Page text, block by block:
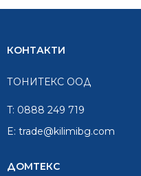
КОНТАКТИ
ТОНИТЕКС ООД
T: 0888 249 719
E: trade@kilimibg.com
ДОМТЕКС